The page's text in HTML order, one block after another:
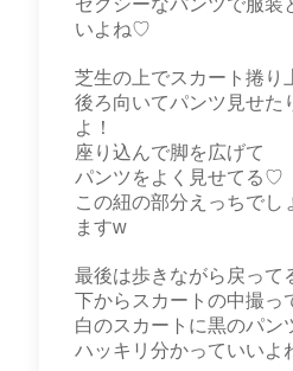
セクシーなパンツで服装
いよね♡
芝生の上でスカート捲り
後ろ向いてパンツ見せ
よ！
座り込んで脚を広げて
パンツをよく見せてる♡
この紐の部分えっちでし
ますw
最後は歩きながら戻って
下からスカートの中撮っ
白のスカートに黒のパン
ハッキリ分かっていい